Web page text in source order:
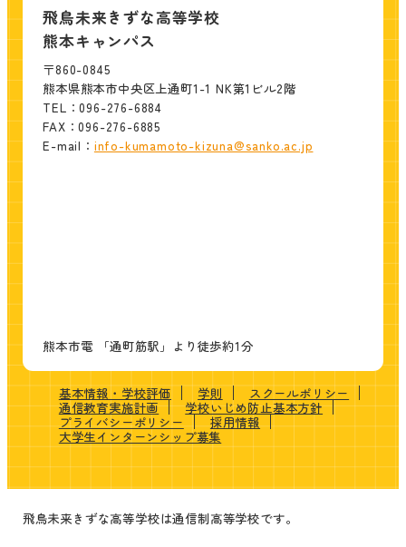
飛鳥未来きずな高等学校
熊本キャンパス
〒860-0845
熊本県熊本市中央区上通町1-1 NK第1ビル2階
TEL：096-276-6884
FAX：096-276-6885
E-mail： info-kumamoto-kizuna@sanko.ac.jp
熊本市電 「通町筋駅」より徒歩約1分
基本情報・学校評価 学則
スクールポリシー
通信教育実施計画
学校いじめ防止基本方針
プライバシーポリシー
採用情報
大学生インターンシップ募集
飛鳥未来きずな高等学校は通信制高等学校です。